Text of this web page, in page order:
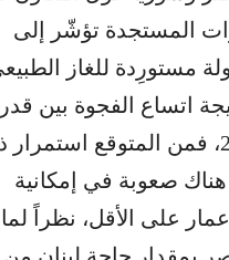
المستجدة تؤشّر إلى
مستورِدة للغاز
اتساع الفجوة بين
على إنتاج الغاز وحاجتها الداخلية منه، اعتباراً من عام 2024، فمن المتوقع
تكون هناك صعوبة في إمكانية
على الأقل، نظراً لما
بمقدار حاجة لبنان من